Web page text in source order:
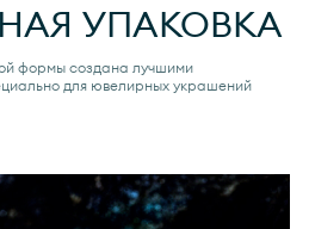
УПАКОВКА
формы создана лучшими
для ювелирных украшений